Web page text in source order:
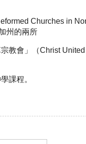
Churches in
州的兩所
教會」（Christ United
課程。